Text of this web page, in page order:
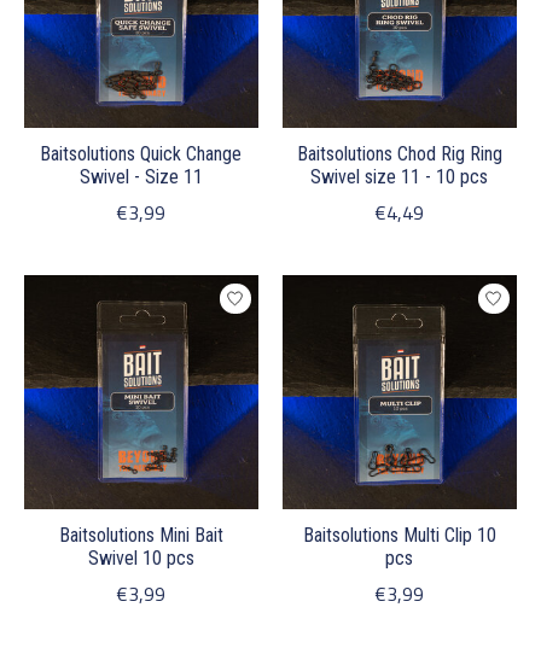
Baitsolutions Quick Change
Swivel - Size 11
€3,99
Baitsolutions Chod Rig Ring
Swivel size 11 - 10 pcs
€4,49
Baitsolutions Mini Bait
Swivel 10 pcs
€3,99
Baitsolutions Multi Clip 10
pcs
€3,99